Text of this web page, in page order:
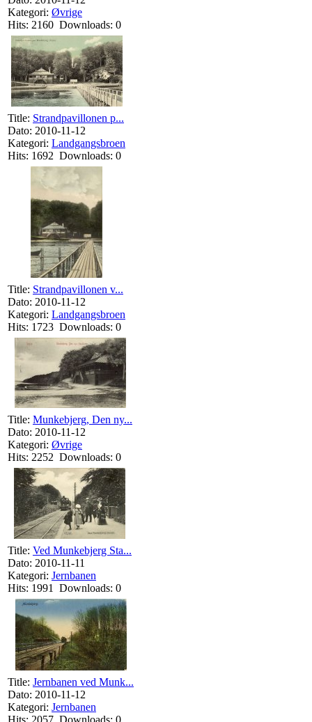
Kategori: Øvrige
Hits: 2160 Downloads: 0
Title: Strandpavillonen p...
Dato: 2010-11-12
Kategori: Landgangsbroen
Hits: 1692 Downloads: 0
Title: Strandpavillonen v...
Dato: 2010-11-12
Kategori: Landgangsbroen
Hits: 1723 Downloads: 0
Title: Munkebjerg, Den ny...
Dato: 2010-11-12
Kategori: Øvrige
Hits: 2252 Downloads: 0
Title: Ved Munkebjerg Sta...
Dato: 2010-11-11
Kategori: Jernbanen
Hits: 1991 Downloads: 0
Title: Jernbanen ved Munk...
Dato: 2010-11-12
Kategori: Jernbanen
Hits: 2057 Downloads: 0